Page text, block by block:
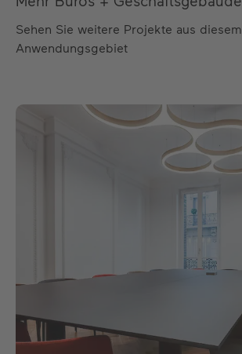
Sehen Sie weitere Projekte aus diesem
Anwendungsgebiet